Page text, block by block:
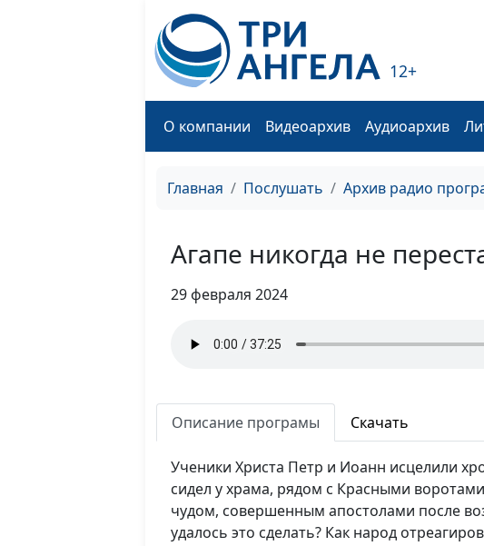
12+
О компании Видеоархив Аудиоархив
Главная Послушать Архив радио
Агапе никогда не
29 февраля 2024
Описание програмы Скачать
Ученики Христа Петр и Иоанн исцелили
сидел у храма, рядом с Красными
чудом, совершенным апостолами после
удалось это сделать? Как народ